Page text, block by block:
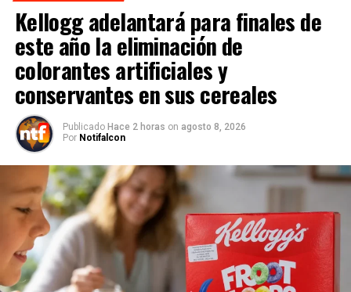
Kellogg adelantará para finales de
este año la eliminación de
colorantes artificiales y
conservantes en sus cereales
Publicado Hace 2 horas on agosto 8, 2026
Por Notifalcon